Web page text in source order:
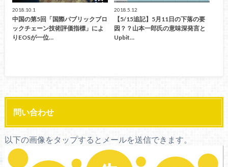
2018.10.1
中国の第5回「国際パブリックブロ
ックチェーン技術評価指標」によ
りEOSが一位…
2018.5.12
【5/15追記】5月11日の下落の要
因？？山本一郎氏の意味深発言と
Upbit…
問い合わせ
以下の画像をタップするとメールを送信できます。